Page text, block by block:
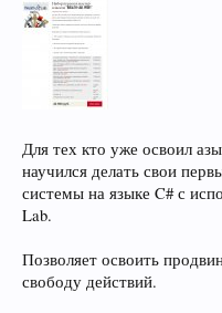
Для тех кто уже освоил
научился делать свои
системы на языке C# с
Lab.
Позволяет освоить
свободу действий.